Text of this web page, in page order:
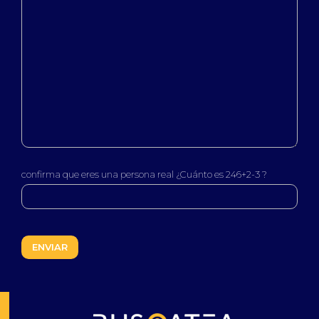
confirma que eres una persona real ¿Cuánto es 246+2-3 ?